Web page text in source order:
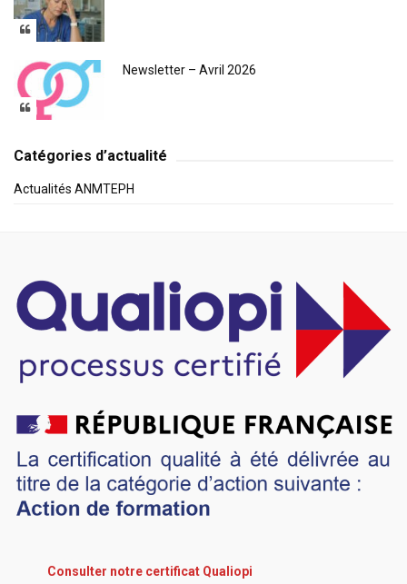
Newsletter – Avril 2026
Catégories d’actualité
Actualités ANMTEPH
Consulter notre certificat Qualiopi